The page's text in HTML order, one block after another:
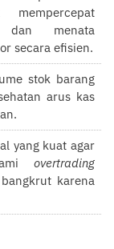
mempercepat
dan menata
secara efisien.
stok barang
arus kas
yang kuat agar
overtrading
karena